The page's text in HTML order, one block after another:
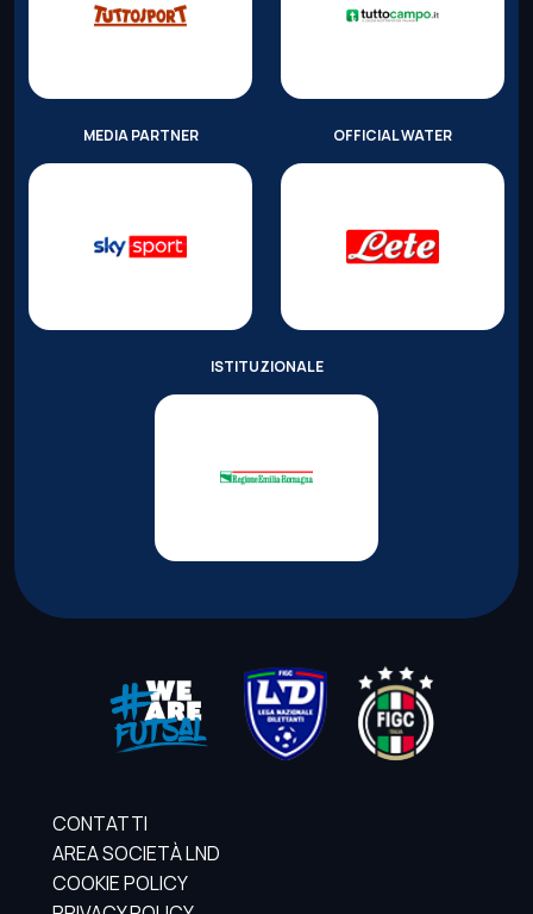
MEDIA PARTNER OFFICIAL WATER
ISTITUZIONALE
CONTATTI
AREA SOCIETÀ LND
COOKIE POLICY